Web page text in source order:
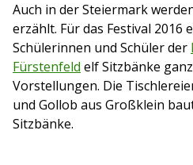
Auch in der Steiermark
erzählt. Für das Festival
Schülerinnen und Schüler der
Fürstenfeld elf Sitzbänke
Vorstellungen. Die
und Gollob aus Großklein
Sitzbänke.